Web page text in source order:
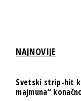
NAJNOVIJE
Svetski strip-hit
majmuna“